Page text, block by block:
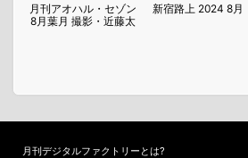
月刊アオハル・セゾン
8月葉月 撮影・近藤太
新宿路上 2024 8月
月刊デジタルファクトリーとは?